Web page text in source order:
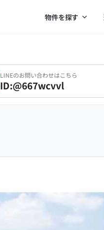
LINEのお問い合わせはこちら
ID:@667wcvvl
物件を探す